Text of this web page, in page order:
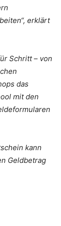
erklärt
Schritt – von
das
mit den
kann
Geldbetrag